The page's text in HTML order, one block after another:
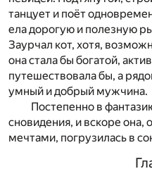
танцует и поёт
ела дорогую и полезную
Заурчал кот, хотя,
она стала бы богатой,
путешествовала бы, а
умный и добрый мужчина.
Постепенно в
сновидения, и вскоре она,
мечтами, погрузилась в